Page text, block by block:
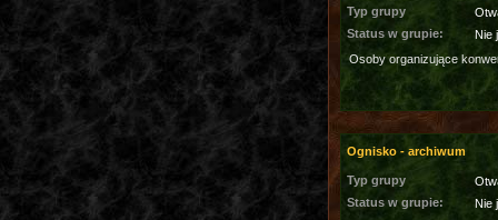
Typ grupy
Status w grupie:
Nie
Osoby organizujące
Ognisko - archiwum
Typ grupy
Status w grupie:
Nie